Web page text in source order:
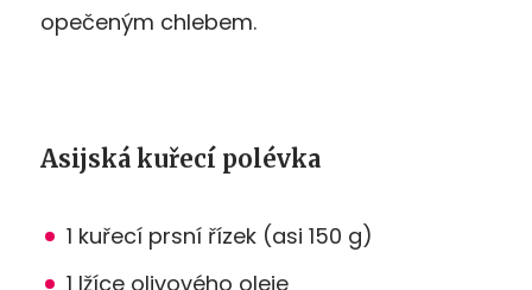
opečeným chlebem.
Asijská kuřecí polévka
1 kuřecí prsní řízek (asi 150 g)
1 lžíce olivového oleje